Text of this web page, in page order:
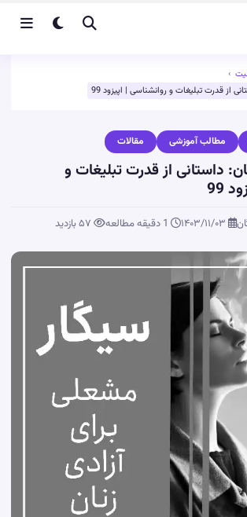
›
از قدرت تبلیغات و روانشناسی | اپیزود 99
مطالب آموزشی مقالات
داستانی از قدرت تبلیغات و
99
۵۷بازدید